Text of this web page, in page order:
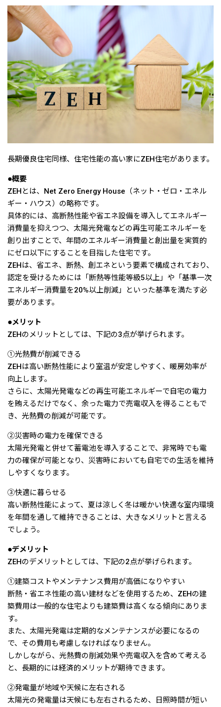
長期優良住宅同様、住宅性能の高い家にZEH住宅があります。
●概要
ZEHとは、Net Zero Energy House（ネット・ゼロ・エネル
ギー・ハウス）の略称です。
具体的には、高断熱性能や省エネ設備を導入してエネルギー
消費量を抑えつつ、太陽光発電などの再生可能エネルギーを
創り出すことで、年間のエネルギー消費量と創出量を実質的
にゼロ以下にすることを目指した住宅です。
ZEHは、省エネ、断熱、創エネという要素で構成されており、
認定を受けるためには「断熱等性能等級5以上」や「基準一次
エネルギー消費量を20%以上削減」といった基準を満たす必
要があります。
●メリット
ZEHのメリットとしては、下記の3点が挙げられます。
①光熱費が削減できる
ZEHは高い断熱性能により室温が安定しやすく、暖房効率が
向上します。
さらに、太陽光発電などの再生可能エネルギーで自宅の電力
を賄えるだけでなく、余った電力で売電収入を得ることもで
き、光熱費の削減が可能です。
②災害時の電力を確保できる
太陽光発電と併せて蓄電池を導入することで、非常時でも電
力の確保が可能となり、災害時においても自宅での生活を維持
しやすくなります。
③快適に暮らせる
高い断熱性能によって、夏は涼しく冬は暖かい快適な室内環境
を年間を通して維持できることは、大きなメリットと言える
でしょう。
●デメリット
ZEHのデメリットとしては、下記の2点が挙げられます。
①建築コストやメンテナンス費用が高価になりやすい
断熱・省エネ性能の高い建材などを使用するため、ZEHの建
築費用は一般的な住宅よりも建築費は高くなる傾向にありま
す。
また、太陽光発電は定期的なメンテナンスが必要になるの
で、その費用も考慮しなければなりません。
しかしながら、光熱費の削減効果や売電収入を含めて考える
と、長期的には経済的メリットが期待できます。
②発電量が地域や天候に左右される
太陽光の発電量は天候にも左右されるため、日照時間が短い